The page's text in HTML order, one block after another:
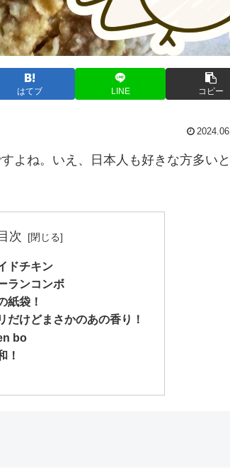
はてブ LINE コピー
よね。いえ、日本人も好きな方多い
次
ドチキン
ランコンボ
紙袋！
だけどまさかのあの香り！
bo
！